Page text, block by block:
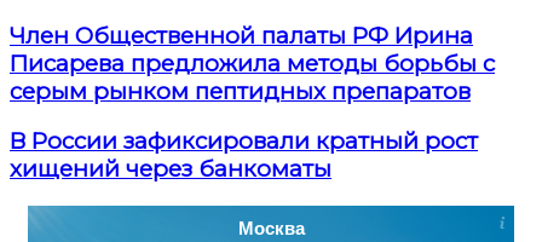
Член Общественной палаты РФ Ирина
Писарева предложила методы борьбы с
серым рынком пептидных препаратов
В России зафиксировали кратный рост
хищений через банкоматы
Москва